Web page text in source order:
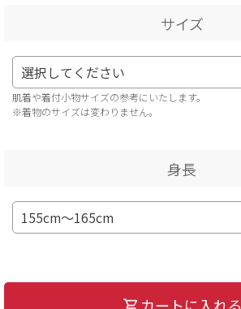
サイズ
肌着や着付小物サイズの参考にいたします。
※着物のサイズは変わりません。
身長
カートに入れる